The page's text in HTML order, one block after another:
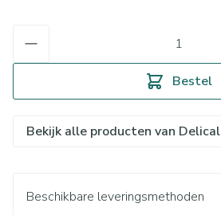
Bestel
Bekijk alle producten van Delical
Beschikbare leveringsmethoden